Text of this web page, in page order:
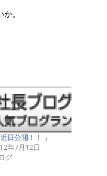
。
近日公開！！ 」
年7月12日
グ